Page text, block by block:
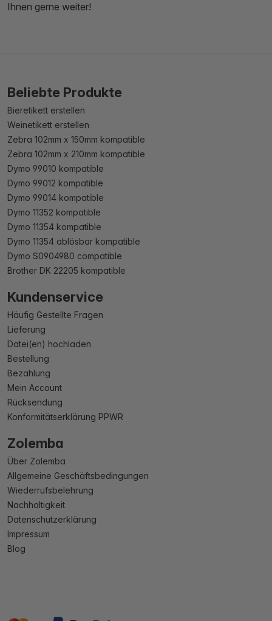
Ihnen gerne weiter!
Beliebte Produkte
Bieretikett erstellen
Weinetikett erstellen
Zebra 102mm x 150mm kompatible
Zebra 102mm x 210mm kompatible
Dymo 99010 kompatible
Dymo 99012 kompatible
Dymo 99014 kompatible
Dymo 11352 kompatible
Dymo 11354 kompatible
Dymo 11354 ablösbar kompatible
Dymo S0904980 compatible
Brother DK 22205 kompatible
Kundenservice
Häufig Gestellte Fragen
Lieferung
Datei(en) hochladen
Bestellung
Bezahlung
Mein Account
Rücksendung
Konformitätserklärung PPWR
Zolemba
Über Zolemba
Allgemeine Geschäftsbedingungen
Wiederrufsbelehrung
Nachhaltigkeit
Datenschutzerklärung
Impressum
Blog